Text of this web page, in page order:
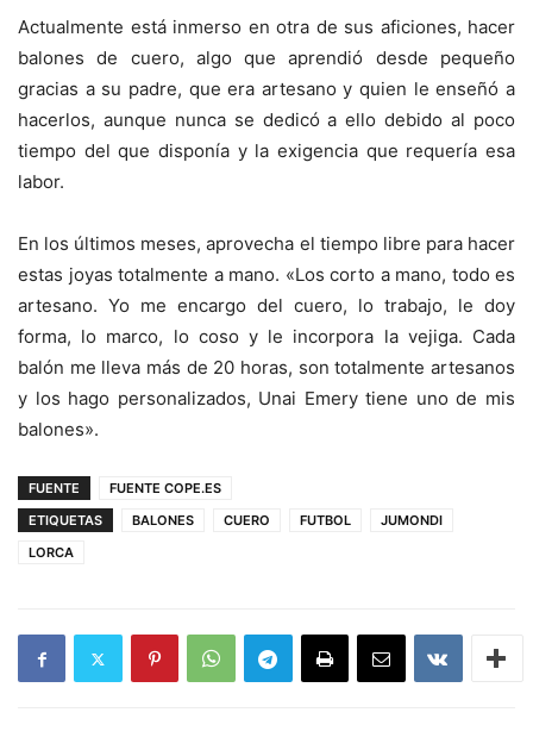
Actualmente está inmerso en otra de sus aficiones, hacer
balones de cuero, algo que aprendió desde pequeño
gracias a su padre, que era artesano y quien le enseñó a
hacerlos, aunque nunca se dedicó a ello debido al poco
tiempo del que disponía y la exigencia que requería esa
labor.
En los últimos meses, aprovecha el tiempo libre para hacer
estas joyas totalmente a mano. «Los corto a mano, todo es
artesano. Yo me encargo del cuero, lo trabajo, le doy
forma, lo marco, lo coso y le incorpora la vejiga. Cada
balón me lleva más de 20 horas, son totalmente artesanos
y los hago personalizados, Unai Emery tiene uno de mis
balones».
FUENTE
FUENTE COPE.ES
ETIQUETAS
BALONES CUERO FUTBOL
JUMONDI
LORCA